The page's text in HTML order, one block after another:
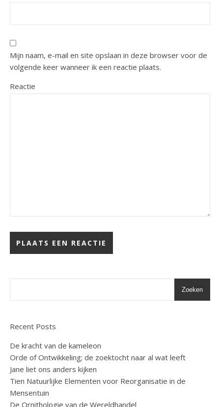
Mijn naam, e-mail en site opslaan in deze browser voor de
volgende keer wanneer ik een reactie plaats.
Reactie
Zoeken
Recent Posts
De kracht van de kameleon
Orde of Ontwikkeling; de zoektocht naar al wat leeft
Jane liet ons anders kijken
Tien Natuurlijke Elementen voor Reorganisatie in de
Mensentuin
De Ornithologie van de Wereldhandel